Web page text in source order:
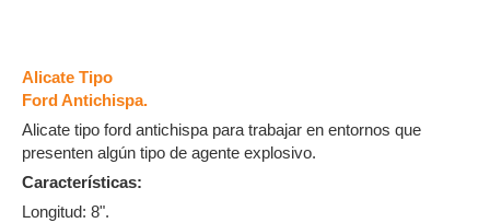
Alicate Tipo
Ford Antichispa.
Alicate tipo ford antichispa para trabajar en entornos que
presenten algún tipo de agente explosivo.
Características:
Longitud: 8".